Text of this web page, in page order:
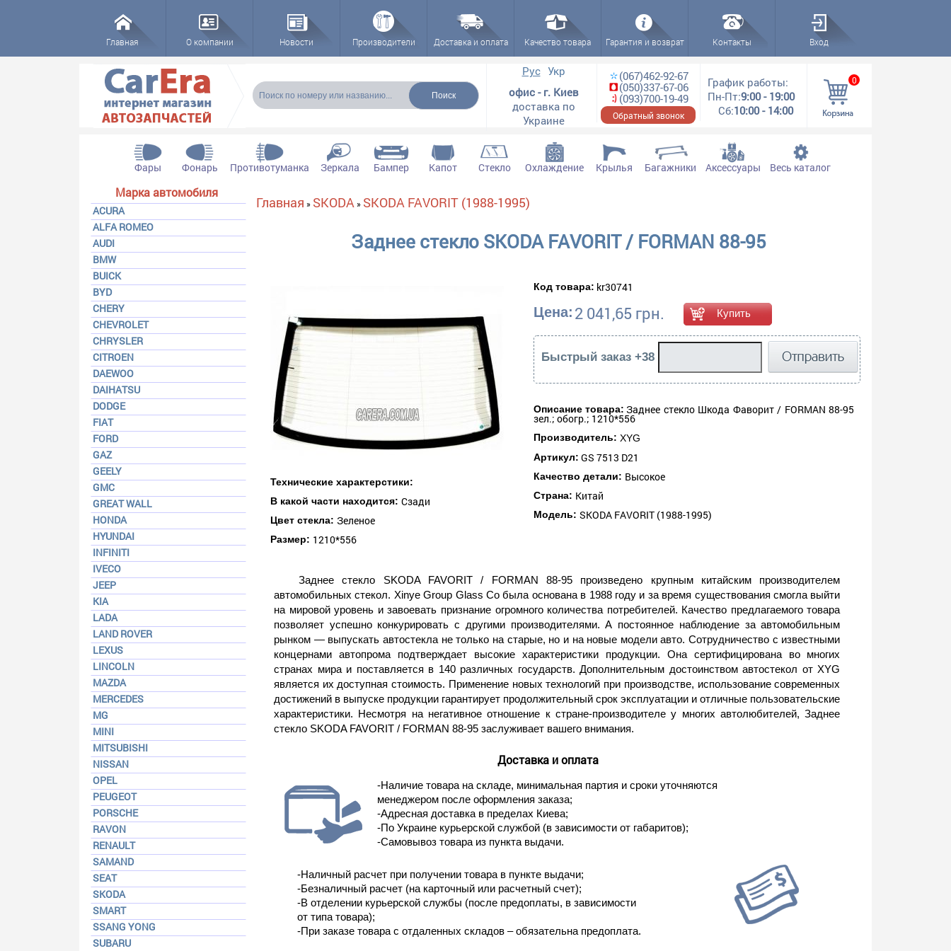
Главная О компании Новости Производители Доставка и оплата Качество товара Гарантия и возврат Контакты Вход
Рус Укр
офис - г. Киев
доставка по
Украине
(067)462-92-67
(050)337-67-06
(093)700-19-49
Обратный звонок
График работы:
Пн-Пт:9:00 - 19:00
Сб:10:00 - 14:00
0
Фары Фонарь Противотуманка Зеркала Бампер Капот Стекло Охлаждение Крылья Багажники Аксессуары Весь каталог
Марка автомобиля
ACURA
ALFA ROMEO
AUDI
BMW
BUICK
BYD
CHERY
CHEVROLET
CHRYSLER
CITROEN
DAEWOO
DAIHATSU
DODGE
FIAT
FORD
GAZ
GEELY
GMC
GREAT WALL
HONDA
HYUNDAI
INFINITI
IVECO
JEEP
KIA
LADA
LAND ROVER
LEXUS
LINCOLN
MAZDA
MERCEDES
MG
MINI
MITSUBISHI
NISSAN
OPEL
PEUGEOT
PORSCHE
RAVON
RENAULT
SAMAND
SEAT
SKODA
SMART
SSANG YONG
SUBARU
Вы здесь
Главная » SKODA» SKODA FAVORIT (1988-1995)
Заднее стекло SKODA FAVORIT / FORMAN 88-95
Технические характерстики:
В какой части находится: Сзади
Цвет стекла: Зеленое
Размер: 1210*556
Код товара: kr30741
Цена: 2 041,65 грн.
Быстрый заказ +38
Описание товара: Заднее стекло Шкода Фаворит / FORMAN 88-95
зел.; обогр.; 1210*556
Производитель:XYG
Артикул: GS 7513 D21
Качество детали: Высокое
Страна: Китай
Модель:SKODA FAVORIT (1988-1995)
Заднее стекло SKODA FAVORIT / FORMAN 88-95 произведено крупным китайским производителем
автомобильных стекол. Xinye Group Glass Co была основана в 1988 году и за время существования смогла выйти
на мировой уровень и завоевать признание огромного количества потребителей. Качество предлагаемого товара
позволяет успешно конкурировать с другими производителями. А постоянное наблюдение за автомобильным
рынком — выпускать автостекла не только на старые, но и на новые модели авто. Сотрудничество с известными
концернами автопрома подтверждает высокие характеристики продукции. Она сертифицирована во многих
странах мира и поставляется в 140 различных государств. Дополнительным достоинством автостекол от XYG
является их доступная стоимость. Применение новых технологий при производстве, использование современных
достижений в выпуске продукции гарантирует продолжительный срок эксплуатации и отличные пользовательские
характеристики. Несмотря на негативное отношение к стране-производителе у многих автолюбителей, Заднее
стекло SKODA FAVORIT / FORMAN 88-95 заслуживает вашего внимания.
Доставка и оплата
-Наличие товара на складе, минимальная партия и сроки уточняются
менеджером после оформления заказа;
-Адресная доставка в пределах Киева;
-По Украине курьерской службой (в зависимости от габаритов);
-Самовывоз товара из пункта выдачи.
-Наличный расчет при получении товара в пункте выдачи;
-Безналичный расчет (на карточный или расчетный счет);
-В отделении курьерской службы (после предоплаты, в зависимости
от типа товара);
-При заказе товара с отдаленных складов – обязательна предоплата.